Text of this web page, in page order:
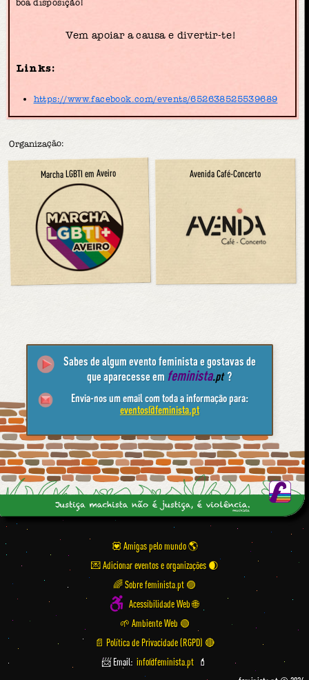
boa disposição!
Vem apoiar a causa e divertir-te!
Links:
https://www.facebook.com/events/652638525539689
Organização:
Marcha LGBTI em Aveiro Avenida Café-Concerto
Sabes de algum evento feminista e gostavas de
que aparecesse em feminista.pt ?
Envia-nos um email com toda a informação para:
eventos@feminista.pt
💟 Amigas pelo mundo
💌 Adicionar eventos e organizações
🌈 Sobre feminista.pt 🟣
Acessibilidade Web 🌐
🌱 Ambiente Web 🟢
📄 Política de Privacidade (RGPD) 🔴
📨 Email: info@feminista.pt 💄